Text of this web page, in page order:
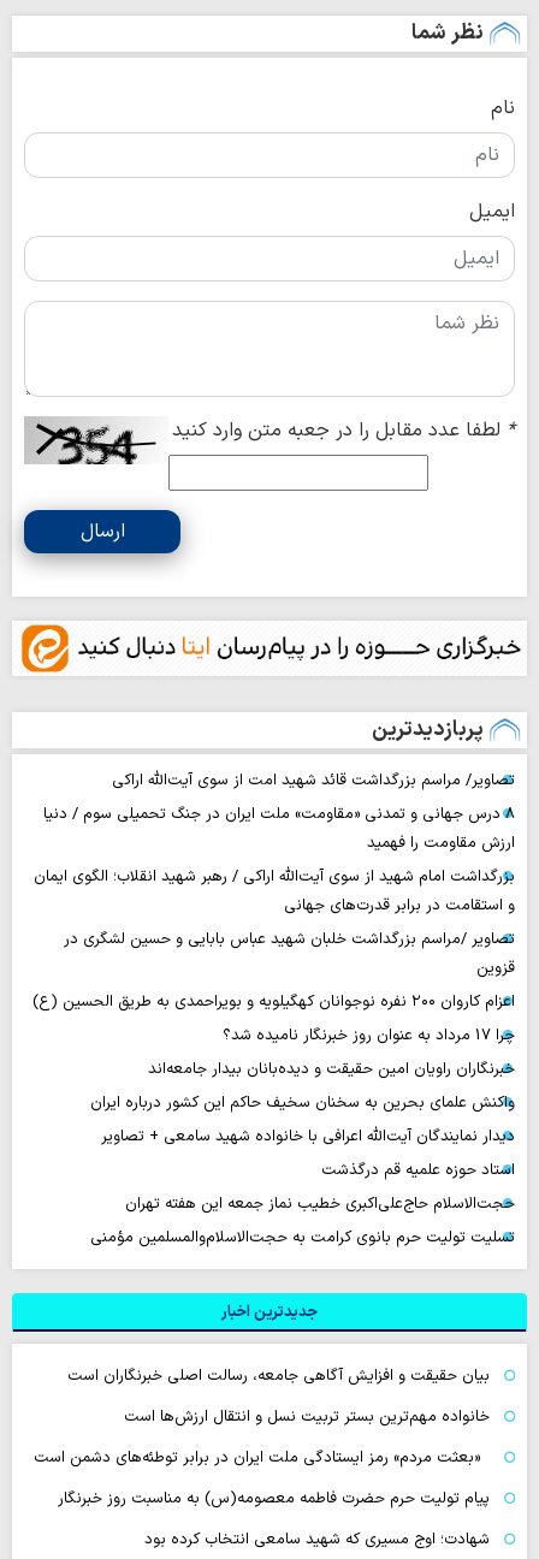
نظر شما
نام
ایمیل
* لطفا عدد مقابل را در جعبه متن وارد کنید
ارسال
پربازدیدترین
تصاویر/ مراسم بزرگداشت قائد شهید امت از سوی آیت‌الله اراکی
۸ درس جهانی و تمدنی «مقاومت» ملت ایران در جنگ تحمیلی سوم / دنیا
ارزش مقاومت را فهمید
بزرگداشت امام شهید از سوی آیت‌الله اراکی / رهبر شهید انقلاب؛ الگوی ایمان
و استقامت در برابر قدرت‌های جهانی
تصاویر /مراسم بزرگداشت خلبان شهید عباس بابایی و حسین لشگری در
قزوین
اعزام کاروان ۲۰۰ نفره نوجوانان کهگیلویه و بویراحمدی به طریق الحسین (ع)
چرا 17 مرداد به عنوان روز خبرنگار نامیده شد؟
خبرنگاران راویان امین حقیقت و دیده‌بانان بیدار جامعه‌اند
واکنش علمای بحرین به سخنان سخیف حاکم این کشور درباره ایران
دیدار نمایندگان آیت‌الله اعرافی با خانواده شهید سامعی + تصاویر
استاد حوزه علمیه قم درگذشت
حجت‌الاسلام حاج‌علی‌اکبری خطیب نماز جمعه این هفته تهران
تسلیت تولیت حرم بانوی کرامت به حجت‌الاسلام‌والمسلمین مؤمنی
جدیدترین اخبار
بیان حقیقت و افزایش آگاهی جامعه، رسالت اصلی خبرنگاران است
خانواده مهم‌ترین بستر تربیت نسل و انتقال ارزش‌ها است
«بعثت مردم» رمز ایستادگی ملت ایران در برابر توطئه‌های دشمن است
پیام تولیت حرم حضرت فاطمه معصومه(س) به مناسبت روز خبرنگار
شهادت؛ اوج مسیری که شهید سامعی انتخاب کرده بود